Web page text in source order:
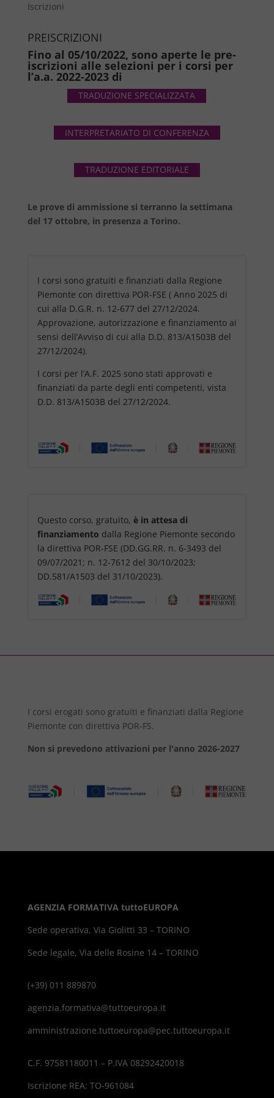
Iscrizioni
PREISCRIZIONI
Fino al 05/10/2022, sono aperte le pre-
iscrizioni alle selezioni per i corsi per
l’a.a. 2022-2023 di
TRADUZIONE SPECIALIZZATA
INTERPRETARIATO DI CONFERENZA
TRADUZIONE EDITORIALE
Le prove di ammissione si terranno la settimana
del 17 ottobre, in presenza a Torino.
I corsi sono gratuiti e finanziati dalla Regione
Piemonte con direttiva POR-FSE ( Anno 2025 di
cui alla D.G.R. n. 12-677 del 27/12/2024.
Approvazione, autorizzazione e finanziamento ai
sensi dell’Avviso di cui alla D.D. 813/A1503B del
27/12/2024).
I corsi per l’A.F. 2025 sono stati approvati e
finanziati da parte degli enti competenti, vista
D.D. 813/A1503B del 27/12/2024.
Questo corso, gratuito, è in attesa di
finanziamento dalla Regione Piemonte secondo
la direttiva POR-FSE (DD.GG.RR. n. 6-3493 del
09/07/2021; n. 12-7612 del 30/10/2023;
DD.581/A1503 del 31/10/2023).
I corsi erogati sono gratuiti e finanziati dalla Regione
Piemonte con direttiva POR-FS.
Non si prevedono attivazioni per l'anno 2026-2027
AGENZIA FORMATIVA tuttoEUROPA
Sede operativa, Via Giolitti 33 – TORINO
Sede legale, Via delle Rosine 14 – TORINO
(+39) 011 889870
agenzia.formativa@tuttoeuropa.it
amministrazione.tuttoeuropa@pec.tuttoeuropa.it
C.F. 97581180011 – P.IVA 08292420018
Iscrizione REA: TO-961084